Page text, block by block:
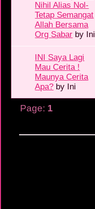
Nihil Alias Nol-
Tetap Semangat
Allah Bersama
Org Sabar by Ini
INI Saya Lagi
Mau Cerita !
Maunya Cerita
Apa? by Ini
Page: 1